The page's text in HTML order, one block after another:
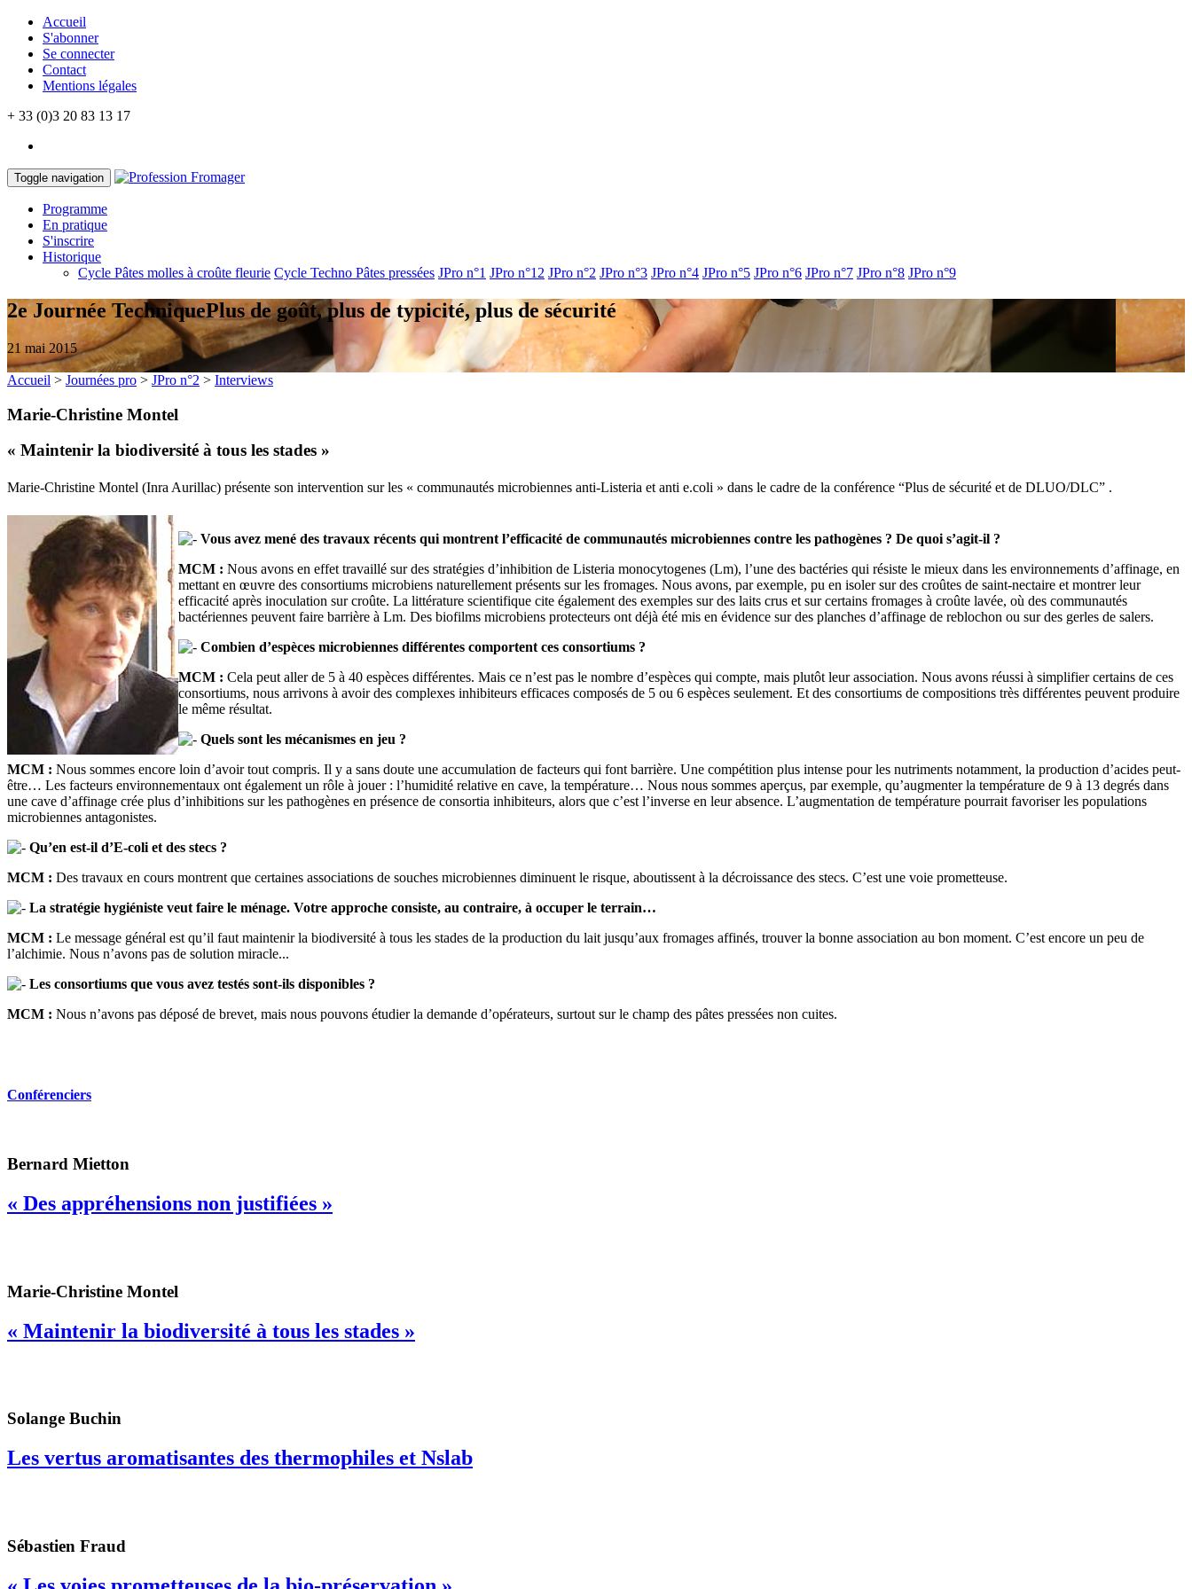
Accueil
S'abonner
Se connecter
Contact
Mentions légales
+ 33 (0)3 20 83 13 17
Toggle navigation
Programme
En pratique
S'inscrire
Historique
Cycle Pâtes molles à croûte fleurie Cycle Techno Pâtes pressées JPro n°1 JPro n°12 JPro n°2 JPro n°3 JPro n°4 JPro n°5 JPro n°6 JPro n°7 JPro n°8 JPro n°9
2e Journée TechniquePlus de goût, plus de typicité, plus de sécurité
21 mai 2015
Accueil > Journées pro > JPro n°2 > Interviews
Marie-Christine Montel
« Maintenir la biodiversité à tous les stades »
Marie-Christine Montel (Inra Aurillac) présente son intervention sur les « communautés microbiennes anti-Listeria et anti e.coli » dans le cadre de la conférence “Plus de sécurité et de DLUO/DLC” .
Vous avez mené des travaux récents qui montrent l’efficacité de communautés microbiennes contre les pathogènes ? De quoi s’agit-il ?
MCM : Nous avons en effet travaillé sur des stratégies d’inhibition de Listeria monocytogenes (Lm), l’une des bactéries qui résiste le mieux dans les environnements d’affinage, en
mettant en œuvre des consortiums microbiens naturellement présents sur les fromages. Nous avons, par exemple, pu en isoler sur des croûtes de saint-nectaire et montrer leur
efficacité après inoculation sur croûte. La littérature scientifique cite également des exemples sur des laits crus et sur certains fromages à croûte lavée, où des communautés
bactériennes peuvent faire barrière à Lm. Des biofilms microbiens protecteurs ont déjà été mis en évidence sur des planches d’affinage de reblochon ou sur des gerles de salers.
Combien d’espèces microbiennes différentes comportent ces consortiums ?
MCM : Cela peut aller de 5 à 40 espèces différentes. Mais ce n’est pas le nombre d’espèces qui compte, mais plutôt leur association. Nous avons réussi à simplifier certains de ces
consortiums, nous arrivons à avoir des complexes inhibiteurs efficaces composés de 5 ou 6 espèces seulement. Et des consortiums de compositions très différentes peuvent produire
le même résultat.
Quels sont les mécanismes en jeu ?
MCM : Nous sommes encore loin d’avoir tout compris. Il y a sans doute une accumulation de facteurs qui font barrière. Une compétition plus intense pour les nutriments notamment, la production d’acides peut-
être… Les facteurs environnementaux ont également un rôle à jouer : l’humidité relative en cave, la température… Nous nous sommes aperçus, par exemple, qu’augmenter la température de 9 à 13 degrés dans
une cave d’affinage crée plus d’inhibitions sur les pathogènes en présence de consortia inhibiteurs, alors que c’est l’inverse en leur absence. L’augmentation de température pourrait favoriser les populations
microbiennes antagonistes.
Qu’en est-il d’E-coli et des stecs ?
MCM : Des travaux en cours montrent que certaines associations de souches microbiennes diminuent le risque, aboutissent à la décroissance des stecs. C’est une voie prometteuse.
La stratégie hygiéniste veut faire le ménage. Votre approche consiste, au contraire, à occuper le terrain…
MCM : Le message général est qu’il faut maintenir la biodiversité à tous les stades de la production du lait jusqu’aux fromages affinés, trouver la bonne association au bon moment. C’est encore un peu de
l’alchimie. Nous n’avons pas de solution miracle...
Les consortiums que vous avez testés sont-ils disponibles ?
MCM : Nous n’avons pas déposé de brevet, mais nous pouvons étudier la demande d’opérateurs, surtout sur le champ des pâtes pressées non cuites.
Conférenciers
Bernard Mietton
« Des appréhensions non justifiées »
Marie-Christine Montel
« Maintenir la biodiversité à tous les stades »
Solange Buchin
Les vertus aromatisantes des thermophiles et Nslab
Sébastien Fraud